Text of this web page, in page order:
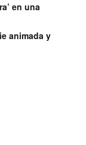
en una
animada y